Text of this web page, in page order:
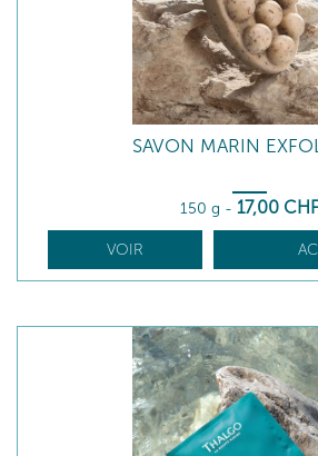
SAVON MARIN
150 g - 17,00 CHF
VOIR